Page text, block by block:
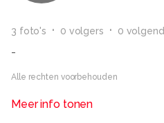
3 foto's 0 volgers 0 volgend
-
Alle rechten voorbehouden
Meer info tonen